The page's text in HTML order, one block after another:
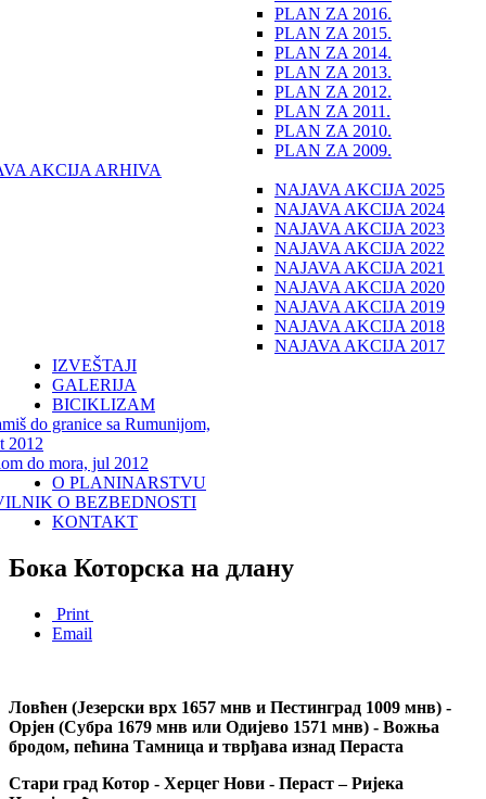
PLAN ZA 2016.
PLAN ZA 2015.
PLAN ZA 2014.
PLAN ZA 2013.
PLAN ZA 2012.
PLAN ZA 2011.
PLAN ZA 2010.
PLAN ZA 2009.
AKCIJA ARHIVA
NAJAVA AKCIJA 2025
NAJAVA AKCIJA 2024
NAJAVA AKCIJA 2023
NAJAVA AKCIJA 2022
NAJAVA AKCIJA 2021
NAJAVA AKCIJA 2020
NAJAVA AKCIJA 2019
NAJAVA AKCIJA 2018
NAJAVA AKCIJA 2017
IZVEŠTAJI
GALERIJA
BICIKLIZAM
do granice sa Rumunijom,
2012
do mora, jul 2012
O PLANINARSTVU
O BEZBEDNOSTI
KONTAKT
Бока Которска на длану
Print
Email
Ловћен (Језерски врх 1657 мнв и Пестинград 1009 мнв) -
Орјен (Субра 1679 мнв или Одијево 1571 мнв) - Вожња
бродом, пећина Тамница и тврђава изнад Пераста
Стари град Котор - Херцег Нови - Пераст – Ријека